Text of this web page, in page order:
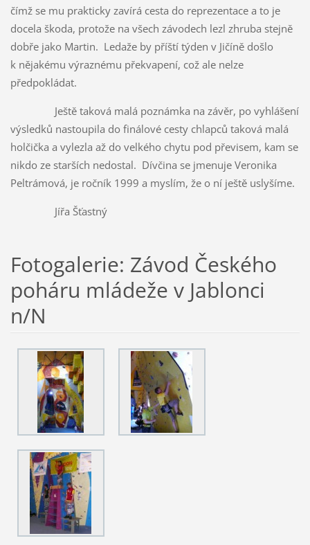
čímž se mu prakticky zavírá cesta do reprezentace a to je
docela škoda, protože na všech závodech lezl zhruba stejně
dobře jako Martin. Ledaže by příští týden v Jičíně došlo
k nějakému výraznému překvapení, což ale nelze
předpokládat.
Ještě taková malá poznámka na závěr, po vyhlášení
výsledků nastoupila do finálové cesty chlapců taková malá
holčička a vylezla až do velkého chytu pod převisem, kam se
nikdo ze starších nedostal. Dívčina se jmenuje Veronika
Peltrámová, je ročník 1999 a myslím, že o ní ještě uslyšíme.
Jířa Šťastný
Fotogalerie: Závod Českého
poháru mládeže v Jablonci
n/N